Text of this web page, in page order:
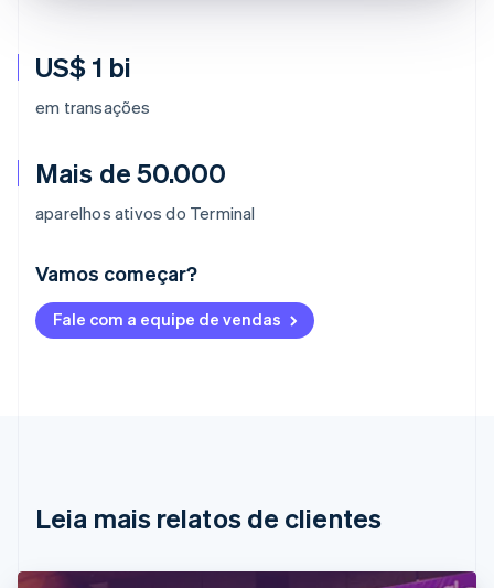
US$ 1 bi
em transações
Mais de 50.000
aparelhos ativos do Terminal
Vamos começar?
Fale com a equipe de vendas
Leia mais relatos de clientes
DeutschEnglish
Austrália
Bulgária
English